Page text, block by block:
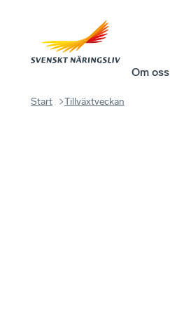
Om oss
Start Tillväxtveckan